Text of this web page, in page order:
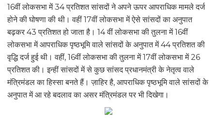
16वीं लोकसभा में 34 प्रतिशत सांसदों ने अपने ऊपर आपराधिक मामले दर्ज
होने की घोषणा की थी। वहीं 17वीं लोकसभा में ऐसे सांसदों का अनुपात
बढ़कर 43 प्रतिशत हो जाता है। 14 वीं लोकसभा की तुलना में 16वीं
लोकसभा में आपराधिक पृष्ठभूमि वाले सांसदों के अनुपात में 44 प्रतिशत की
वृद्धि दर्ज हुई थी। वहीं, 16वीं लोकसभा की तुलना में 17वीं लोकसभा में 26
प्रतिशत की। इन्हीं सांसदों में से कुछ सांसद प्रधानमंत्री के नेतृत्व वाले
मंत्रिमंडल का हिस्सा बनते हैं। ज़ाहिर है, आपराधिक पृष्ठभूमि वाले सांसदों के
अनुपात में आ रहे बदलाव का असर मंत्रिमंडल पर भी दिखेगा।